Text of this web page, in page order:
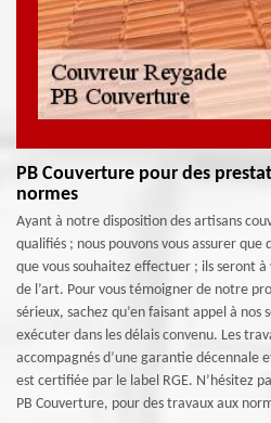
PB Couverture pour des
normes
Ayant à notre disposition des artisans
qualifiés ; nous pouvons vous assurer
que vous souhaitez effectuer ; ils seront à
de l’art. Pour vous témoigner de notre
sérieux, sachez qu’en faisant appel à nos
exécuter dans les délais convenu. Les
accompagnés d’une garantie décennale
est certifiée par le label RGE. N’hésitez
PB Couverture, pour des travaux aux